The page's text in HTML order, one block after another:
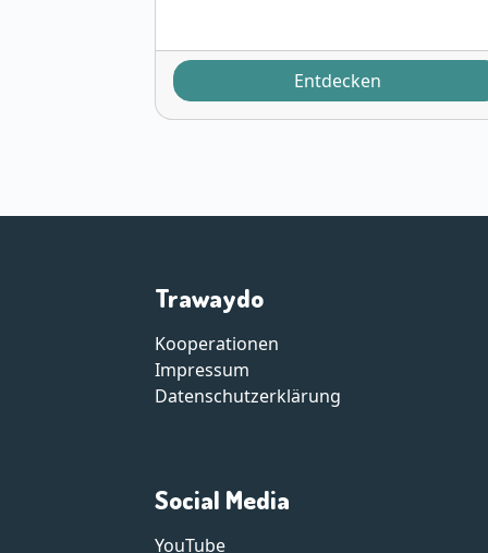
Entdecken
Trawaydo
Kooperationen
Impressum
Datenschutzerklärung
Social Media
YouTube